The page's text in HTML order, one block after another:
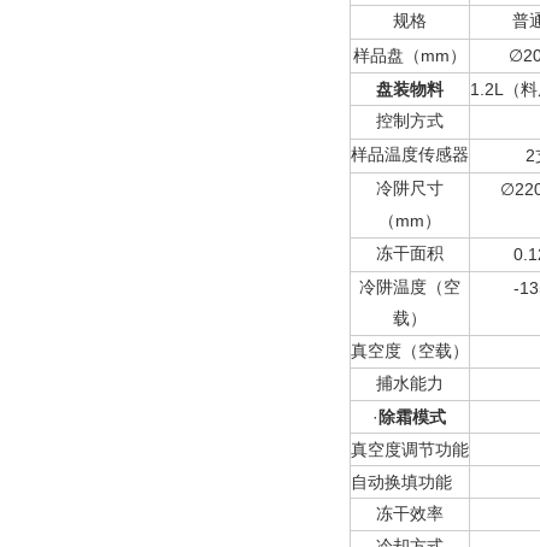
规格
普
样品盘（ mm ） ∅
盘装物料
1.2L （
控制方式
样品温度传感器
2
冷阱尺寸
（ mm ）
∅
冻干面积
冷阱温度（空
载）
-
真空度（空载）
捕水能力
· 除霜模式
真空度调节功能
自动换填功能
冻干效率